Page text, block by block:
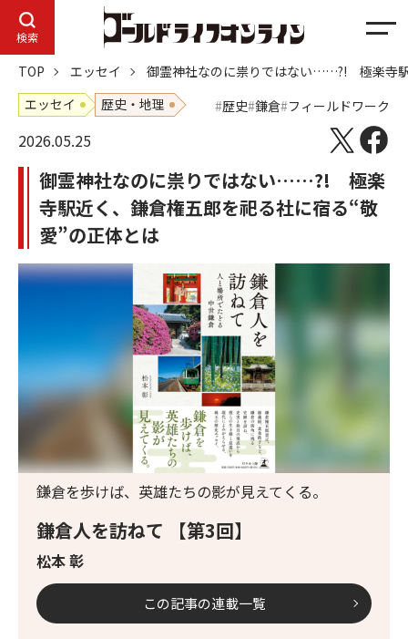
検索
メ
ニ
ュ
ー
TOP エッセイ
御霊神社なのに祟りではない……?! 極楽寺
エッセイ
歴史・地理 歴史 鎌倉 フィールドワーク
2026.05.25
御霊神社なのに祟りではない……?! 極楽
寺駅近く、鎌倉権五郎を祀る社に宿る“敬
愛”の正体とは
鎌倉人を訪ねて 【第3回】
松本 彰
鎌倉を歩けば、英雄たちの影が見えてくる。
この記事の連載一覧